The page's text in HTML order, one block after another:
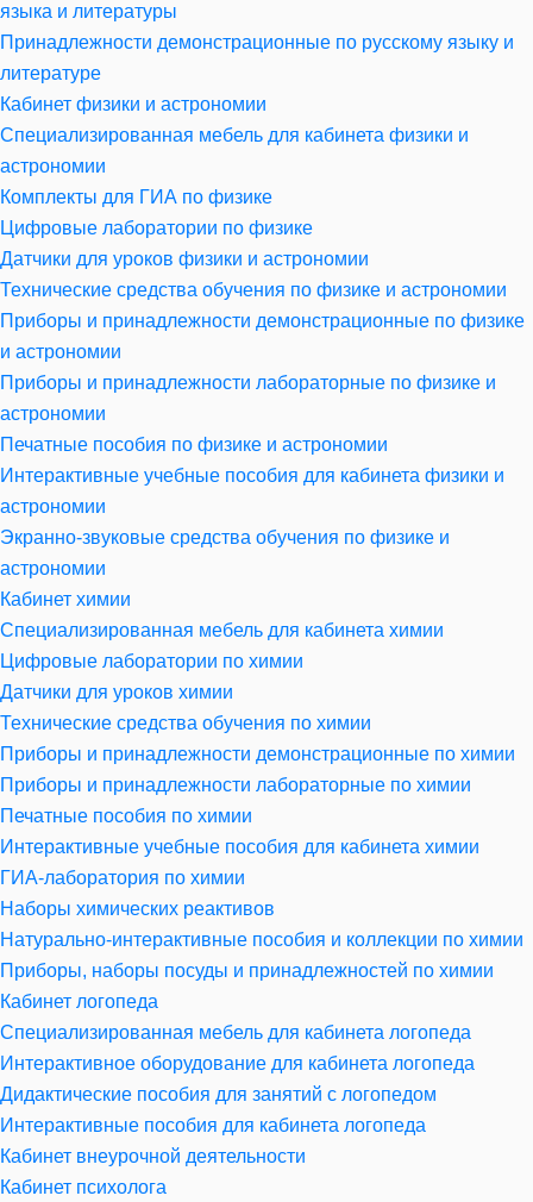
языка и литературы
Принадлежности демонстрационные по русскому языку и
литературе
Кабинет физики и астрономии
Специализированная мебель для кабинета физики и
астрономии
Комплекты для ГИА по физике
Цифровые лаборатории по физике
Датчики для уроков физики и астрономии
Технические средства обучения по физике и астрономии
Приборы и принадлежности демонстрационные по физике
и астрономии
Приборы и принадлежности лабораторные по физике и
астрономии
Печатные пособия по физике и астрономии
Интерактивные учебные пособия для кабинета физики и
астрономии
Экранно-звуковые средства обучения по физике и
астрономии
Кабинет химии
Специализированная мебель для кабинета химии
Цифровые лаборатории по химии
Датчики для уроков химии
Технические средства обучения по химии
Приборы и принадлежности демонстрационные по химии
Приборы и принадлежности лабораторные по химии
Печатные пособия по химии
Интерактивные учебные пособия для кабинета химии
ГИА-лаборатория по химии
Наборы химических реактивов
Натурально-интерактивные пособия и коллекции по химии
Приборы, наборы посуды и принадлежностей по химии
Кабинет логопеда
Специализированная мебель для кабинета логопеда
Интерактивное оборудование для кабинета логопеда
Дидактические пособия для занятий с логопедом
Интерактивные пособия для кабинета логопеда
Кабинет внеурочной деятельности
Кабинет психолога